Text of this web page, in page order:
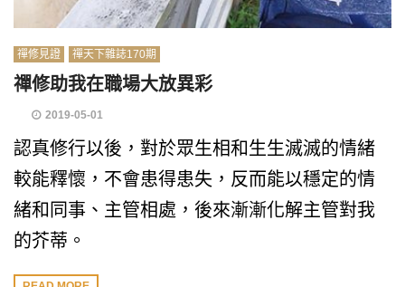
禪修見證 禪天下雜誌170期
禪修助我在職場大放異彩
2019-05-01
認真修行以後，對於眾生相和生生滅滅的情緒
較能釋懷，不會患得患失，反而能以穩定的情
緒和同事、主管相處，後來漸漸化解主管對我
的芥蒂。